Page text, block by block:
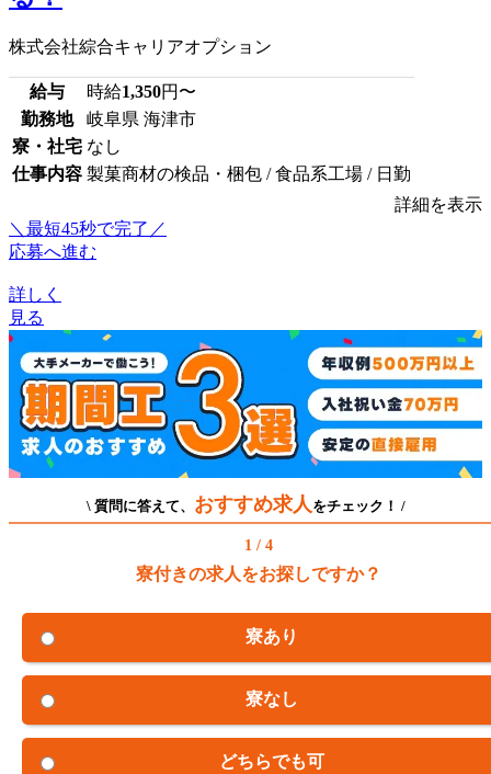
株式会社綜合キャリアオプション
給与 時給1,350円〜
勤務地
岐阜県 海津市
寮・社宅 なし
仕事内容 製菓商材の検品・梱包 / 食品系工場 / 日勤
詳細を表示
＼最短45秒で完了／
応募へ進む
詳しく
見る
\ 質問に答えて、 おすすめ求人 をチェック！ /
1 / 4
寮付きの求人をお探しですか？
寮あり
寮なし
どちらでも可